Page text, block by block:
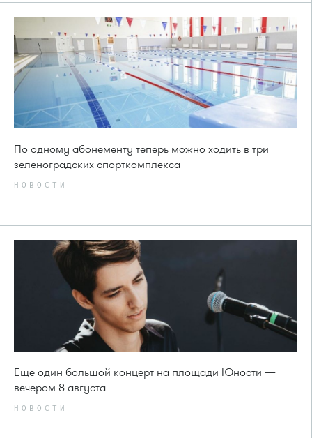
По одному абонементу теперь можно ходить в три
зеленоградских спорткомплекса
НОВОСТИ
Еще один большой концерт на площади Юности —
вечером 8 августа
НОВОСТИ